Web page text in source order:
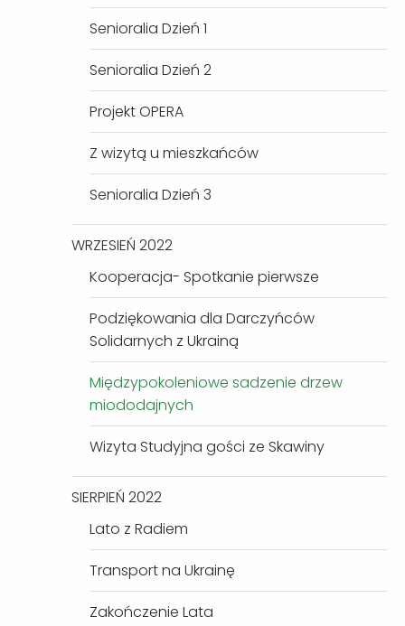
Senioralia Dzień 1
Senioralia Dzień 2
Projekt OPERA
Z wizytą u mieszkańców
Senioralia Dzień 3
WRZESIEŃ 2022
Kooperacja- Spotkanie pierwsze
Podziękowania dla Darczyńców
Solidarnych z Ukrainą
Międzypokoleniowe sadzenie drzew
miododajnych
Wizyta Studyjna gości ze Skawiny
SIERPIEŃ 2022
Lato z Radiem
Transport na Ukrainę
Zakończenie Lata